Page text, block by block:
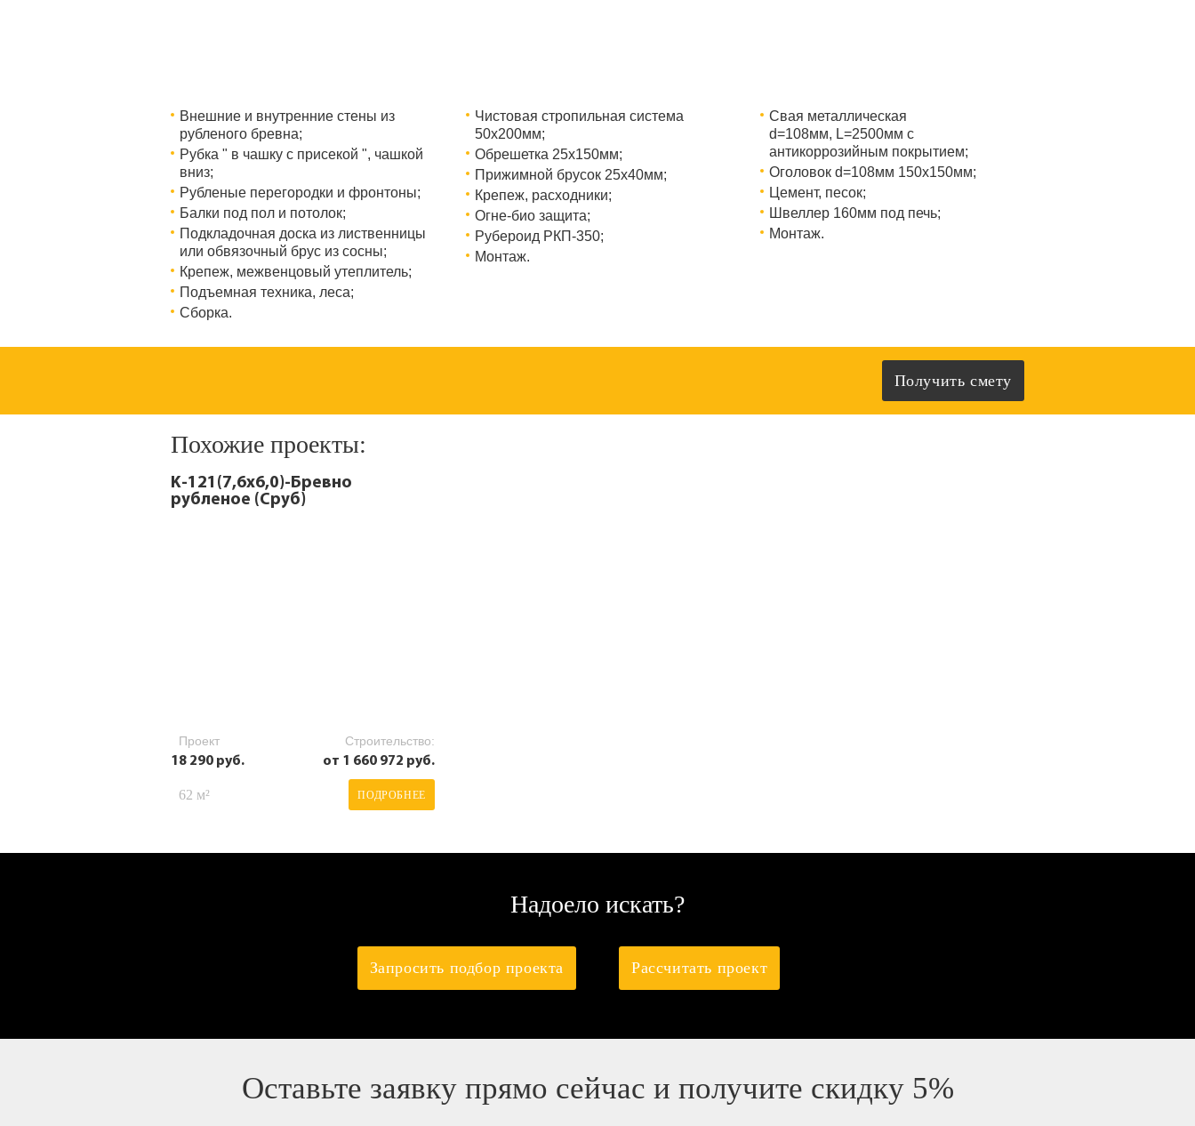
Внешние и внутренние стены из
рубленого бревна;
Рубка " в чашку с присекой ", чашкой
вниз;
Рубленые перегородки и фронтоны;
Балки под пол и потолок;
Подкладочная доска из лиственницы
или обвязочный брус из сосны;
Крепеж, межвенцовый утеплитель;
Подъемная техника, леса;
Сборка.
Чистовая стропильная система
50х200мм;
Обрешетка 25х150мм;
Прижимной брусок 25х40мм;
Крепеж, расходники;
Огне-био защита;
Рубероид РКП-350;
Монтаж.
Свая металлическая
d=108мм, L=2500мм с
антикоррозийным покрытием;
Оголовок d=108мм 150x150мм;
Цемент, песок;
Швеллер 160мм под печь;
Монтаж.
Получить смету
Похожие проекты:
K-121(7,6х6,0)-Бревно
рубленое (Сруб)
Проект
18 290 руб.
Строительство:
от 1 660 972 руб.
62 м² ПОДРОБНЕЕ
Надоело искать?
Запросить подбор проекта Рассчитать проект
Оставьте заявку прямо сейчас и получите скидку 5%